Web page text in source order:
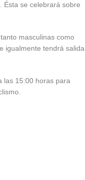
Ésta se celebrará sobre
masculinas como
igualmente tendrá salida
las 15:00 horas para